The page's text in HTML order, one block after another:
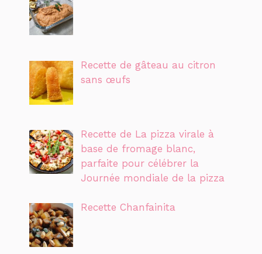
Recette de gâteau au citron
sans œufs
Recette de La pizza virale à
base de fromage blanc,
parfaite pour célébrer la
Journée mondiale de la pizza
Recette Chanfainita